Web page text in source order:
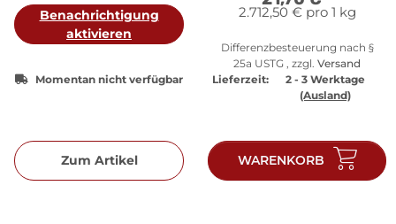
Benachrichtigung
aktivieren
Momentan nicht verfügbar
Zum Artikel
2.712,50 € pro 1 kg
Differenzbesteuerung nach §
25a USTG , zzgl. Versand
Lieferzeit:
2 - 3 Werktage
(Ausland)
WARENKORB